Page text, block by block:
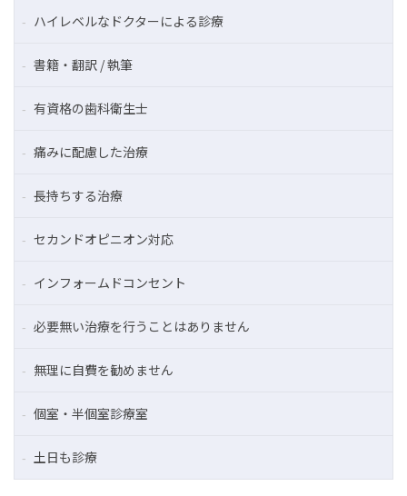
ハイレベルなドクターによる診療
書籍・翻訳 / 執筆
有資格の歯科衛生士
痛みに配慮した治療
長持ちする治療
セカンドオピニオン対応
インフォームドコンセント
必要無い治療を行うことはありません
無理に自費を勧めません
個室・半個室診療室
土日も診療